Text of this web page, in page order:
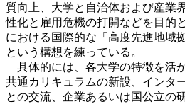
質向上、大学と自治体および産業
性化と雇用危機の打開などを目的
における国際的な「高度先進地域
という構想を練っている。
具体的には、各大学の特徴を活
共通カリキュラムの新設、インタ
との交流、企業あるいは国公立の